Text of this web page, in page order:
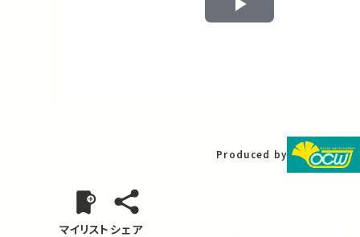
Play
Produced by
マイリスト シェア